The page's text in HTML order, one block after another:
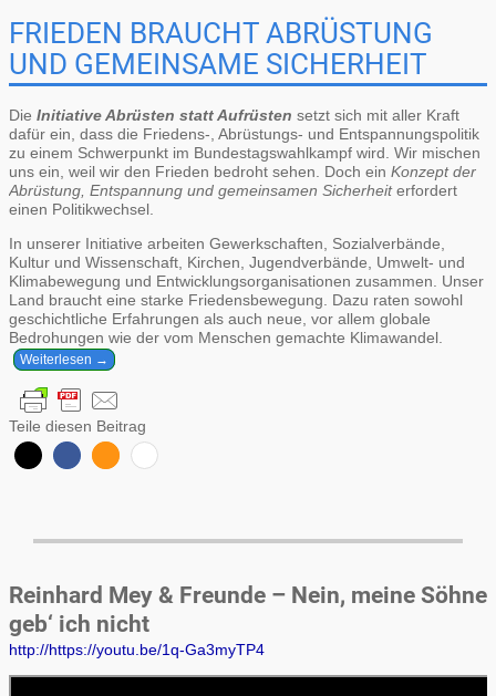
FRIEDEN BRAUCHT ABRÜSTUNG
UND GEMEINSAME SICHERHEIT
Die Initiative Abrüsten statt Aufrüsten setzt sich mit aller Kraft
dafür ein, dass die Friedens-, Abrüstungs- und Entspannungspolitik
zu einem Schwerpunkt im Bundestagswahlkampf wird. Wir mischen
uns ein, weil wir den Frieden bedroht sehen. Doch ein Konzept der
Abrüstung, Entspannung und gemeinsamen Sicherheiterfordert
einen Politikwechsel.
In unserer Initiative arbeiten Gewerkschaften, Sozialverbände,
Kultur und Wissenschaft, Kirchen, Jugendverbände, Umwelt- und
Klimabewegung und Entwicklungsorganisationen zusammen. Unser
Land braucht eine starke Friedensbewegung. Dazu raten sowohl
geschichtliche Erfahrungen als auch neue, vor allem globale
Bedrohungen wie der vom Menschen gemachte Klimawandel.
Weiterlesen →
Teile diesen Beitrag
Reinhard Mey & Freunde – Nein, meine Söhne
geb‘ ich nicht
http://https://youtu.be/1q-Ga3myTP4